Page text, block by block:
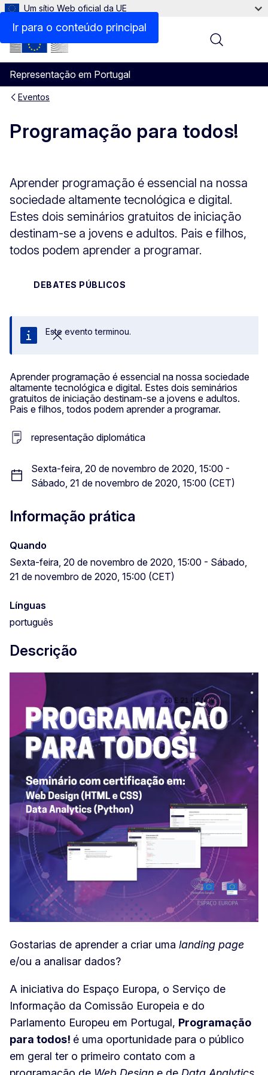
Ir para o conteúdo principal
Um sítio Web oficial da UE
Representação em Portugal
Menu
Eventos
Programação para todos!
Aprender programação é essencial na nossa
sociedade altamente tecnológica e digital.
Estes dois seminários gratuitos de iniciação
destinam-se a jovens e adultos. Pais e filhos,
todos podem aprender a programar.
DEBATES PÚBLICOS
Fechar
Este evento terminou.
Aprender programação é essencial na nossa sociedade
altamente tecnológica e digital. Estes dois seminários
gratuitos de iniciação destinam-se a jovens e adultos.
Pais e filhos, todos podem aprender a programar.
representação diplomática
Sexta-feira, 20 de novembro de 2020, 15:00 -
Sábado, 21 de novembro de 2020, 15:00 (CET)
Informação prática
Quando
Sexta-feira, 20 de novembro de 2020, 15:00 - Sábado,
21 de novembro de 2020, 15:00 (CET)
Línguas
português
Descrição
Gostarias de aprender a criar uma landing page
e/ou a analisar dados?
A iniciativa do Espaço Europa, o Serviço de
Informação da Comissão Europeia e do
Parlamento Europeu em Portugal, Programação
para todos! é uma oportunidade para o público
em geral ter o primeiro contato com a